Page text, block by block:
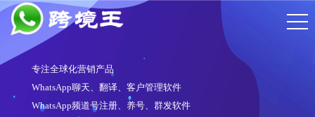
专注全球化营销产品
WhatsApp聊天、翻译、客户管理软件
WhatsApp频道号注册、养号、群发软件